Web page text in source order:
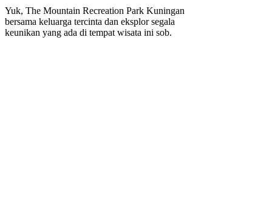
Yuk, The Mountain Recreation Park Kuningan
bersama keluarga tercinta dan eksplor segala
keunikan yang ada di tempat wisata ini sob.